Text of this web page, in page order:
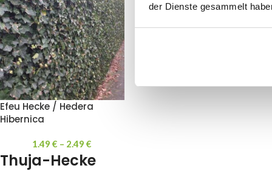
der Dienste gesammelt
Efeu Hecke / Hedera
Hibernica
1.49€ – 2.49€
Thuja-Hecke